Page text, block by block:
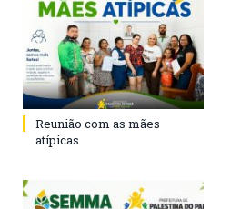
Reunião com as mães
atípicas